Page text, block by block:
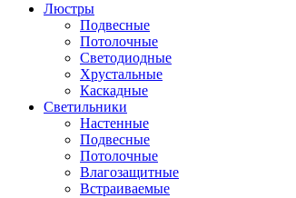
Люстры
Подвесные
Потолочные
Светодиодные
Хрустальные
Каскадные
Светильники
Настенные
Подвесные
Потолочные
Влагозащитные
Встраиваемые